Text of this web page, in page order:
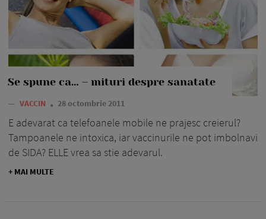
Se spune ca… – mituri despre sanatate
— VACCIN 28 octombrie 2011
E adevarat ca telefoanele mobile ne prajesc cre­ie­rul?
Tampoanele ne intoxica, iar vaccinurile ne pot im­bolnavi
de SIDA? ELLE vrea sa stie adevarul.
+ MAI MULTE